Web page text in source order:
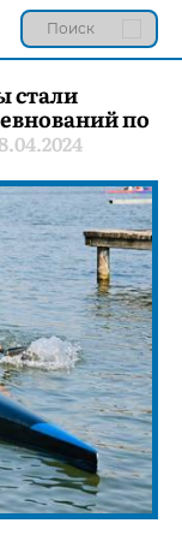
стали
по